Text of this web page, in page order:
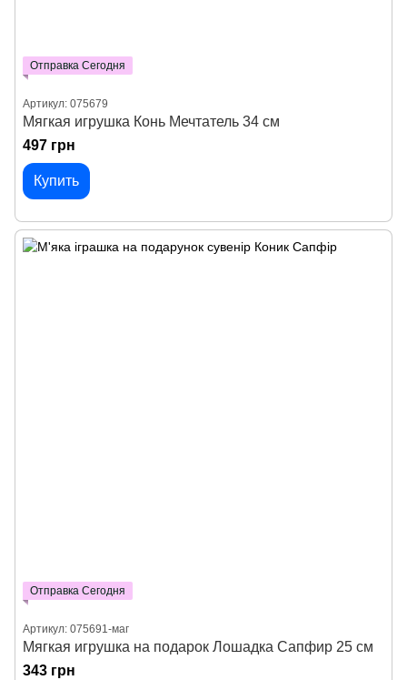
Отправка Сегодня
Артикул: 075679
Мягкая игрушка Конь Мечтатель 34 см
497 грн
Купить
Отправка Сегодня
Артикул: 075691-маг
Мягкая игрушка на подарок Лошадка Сапфир 25 см
343 грн